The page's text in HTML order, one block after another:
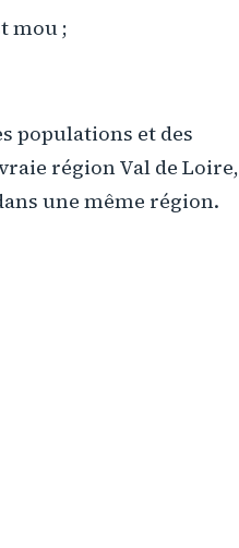
mou ;
populations et des
région Val de Loire,
une même région.